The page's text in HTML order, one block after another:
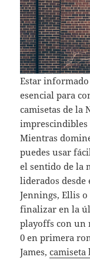
Estar informado
esencial para
camisetas de la
imprescindibles
Mientras
puedes usar
el sentido de la
liderados
Jennings, Ellis
finalizar en la
playoffs con un
0 en primera
James,camiseta